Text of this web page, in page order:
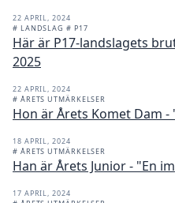
22 APRIL, 2024
# LANDSLAG # P17
Här är P17-landslagets
2025
22 APRIL, 2024
# ÅRETS UTMÄRKELSER
Hon är Årets Komet Dam
18 APRIL, 2024
# ÅRETS UTMÄRKELSER
Han är Årets Junior - "En
17 APRIL, 2024